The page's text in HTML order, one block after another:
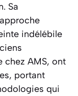
Sa
indélébile
chez AMS, ont
portant
qui